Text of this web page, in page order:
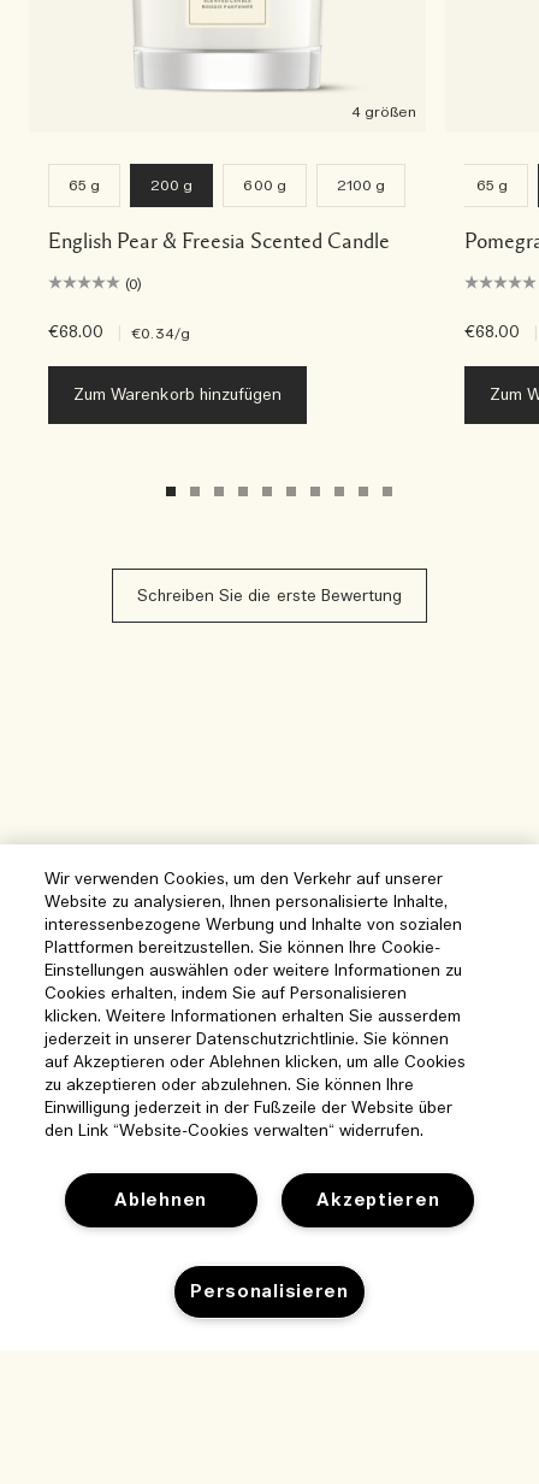
4 größen
65 g 200 g 600 g 2100 g
English Pear & Freesia Scented Candle
(0)
€68.00 €0.34/g
Zum Warenkorb hinzufügen
65 g
€68.00
Zum
Schreiben Sie die erste Bewertung
Cookies der Webseite verwalten
Wir verwenden Cookies, um den Verkehr auf unserer
Website zu analysieren, Ihnen personalisierte Inhalte,
interessenbezogene Werbung und Inhalte von sozialen
Plattformen bereitzustellen. Sie können Ihre Cookie-
Einstellungen auswählen oder weitere Informationen zu
Cookies erhalten, indem Sie auf Personalisieren
klicken. Weitere Informationen erhalten Sie ausserdem
jederzeit in unserer Datenschutzrichtlinie. Sie können
auf Akzeptieren oder Ablehnen klicken, um alle Cookies
zu akzeptieren oder abzulehnen. Sie können Ihre
Einwilligung jederzeit in der Fußzeile der Website über
den Link “Website-Cookies verwalten“ widerrufen.
Akzeptieren
Ablehnen
Personalisieren